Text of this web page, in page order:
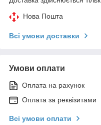
Нова Пошта
Всі умови доставки
Умови оплати
Оплата на рахунок
Оплата за реквізитами
Всі умови оплати